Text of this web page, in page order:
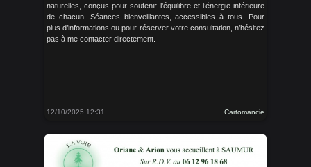
naturelles, conçus pour soutenir l’équilibre et l’énergie intérieure
de chacun. Séances bienveillantes, accessibles à tous. Pour
plus d’informations ou pour réserver votre consultation, n’hésitez
pas à me contacter directement.
12/10/2025 12:31 Cartomancie